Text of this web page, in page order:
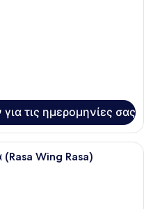
τις ημερομηνίες σας
δωμάτιο ξενοδοχείου με δύο
Wing Rasa)